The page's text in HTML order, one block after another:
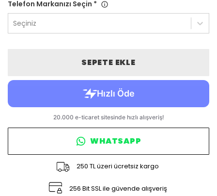
Telefon Markanızı Seçin *
Seçiniz
SEPETE EKLE
WHATSAPP
250 TL üzeri ücretsiz kargo
256 Bit SSL ile güvende alışveriş